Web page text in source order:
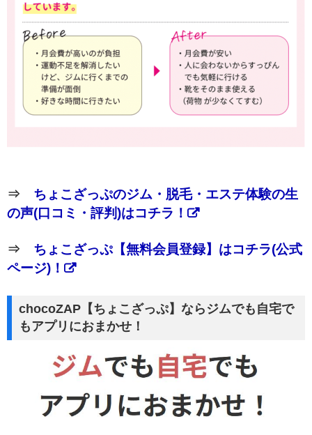
⇒ ちょこざっぷのジム・脱毛・エステ体験の生
の声(口コミ・評判)はコチラ！
⇒ ちょこざっぷ【無料会員登録】はコチラ(公式
ページ)！
chocoZAP【ちょこざっぷ】ならジムでも自宅で
もアプリにおまかせ！